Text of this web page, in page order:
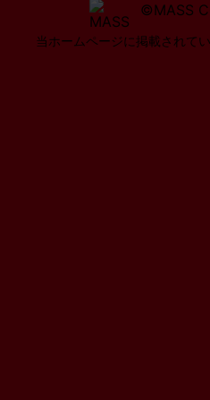
©MASS
当ホームページに掲載されて